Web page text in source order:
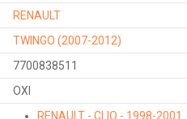
RENAULT
TWINGO (2007-2012)
7700838511
ΟΧΙ
RENAULT - CLIO - 1998-2001